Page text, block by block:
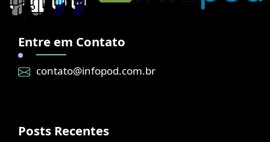
Entre em Contato
contato@infopod.com.br
Posts Recentes